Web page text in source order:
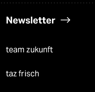
Newsletter
team zukunft
taz frisch